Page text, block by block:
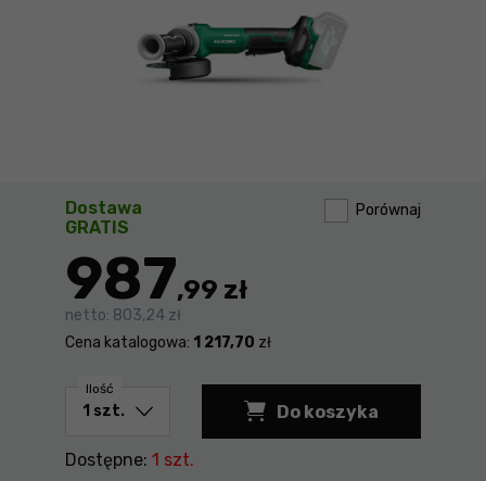
Dostawa
GRATIS
Porównaj
987,99 zł
netto: 803,24 zł
Cena katalogowa: 1 217,70 zł
Ilość
Do koszyka
Dostępne: 1 szt.